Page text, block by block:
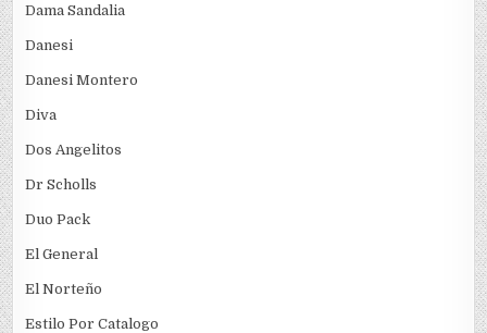
Dama Sandalia
Danesi
Danesi Montero
Diva
Dos Angelitos
Dr Scholls
Duo Pack
El General
El Norteño
Estilo Por Catalogo